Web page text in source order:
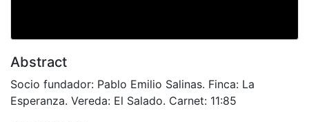
Abstract
Socio fundador: Pablo Emilio Salinas. Finca: La
Esperanza. Vereda: El Salado. Carnet: 11:85